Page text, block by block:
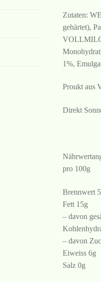
Zutaten:
gehärtet),
1%,
Proukt aus
Direkt
pro 100g
Brennwert
Fett 15g
– davon
– davon
Eiweiss 6g
Salz 0g